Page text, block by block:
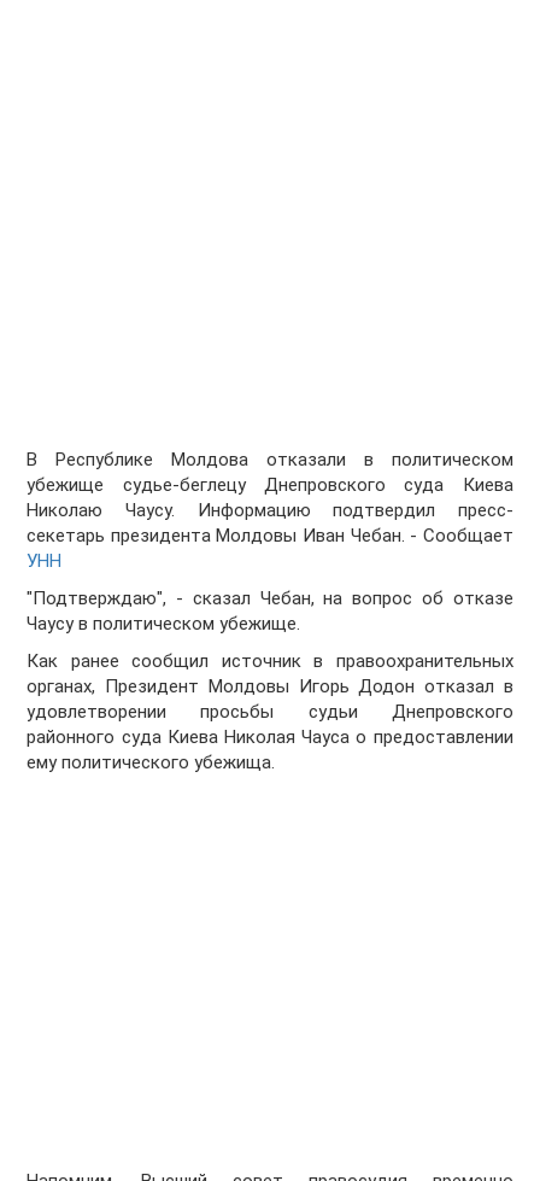
В Республике Молдова отказали в политическом
убежище судье-беглецу Днепровского суда Киева
Николаю Чаусу. Информацию подтвердил пресс-
секетарь президента Молдовы Иван Чебан. - Сообщает
УНН
"Подтверждаю", - сказал Чебан, на вопрос об отказе
Чаусу в политическом убежище.
Как ранее сообщил источник в правоохранительных
органах, Президент Молдовы Игорь Додон отказал в
удовлетворении просьбы судьи Днепровского
районного суда Киева Николая Чауса о предоставлении
ему политического убежища.